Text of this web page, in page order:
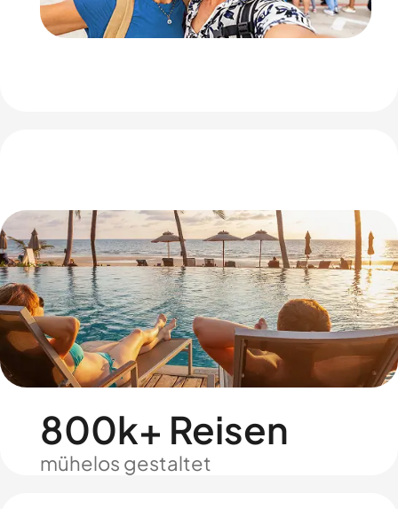
800k+ Reisen
mühelos gestaltet